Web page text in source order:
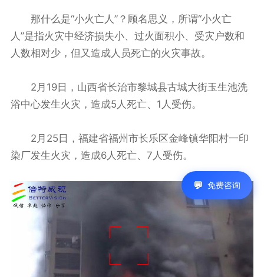
那什么是“小火亡人”？顾名思义，所谓“小火亡
人”是指火灾中经济损失小、过火面积小、受灾户数和
人数相对少，但又造成人员死亡的火灾事故。
2月19日，山西省长治市黎城县古城大街玉生池洗
浴中心发生火灾，造成5人死亡、1人受伤。
2月25日，福建省福州市长乐区金峰镇华阳村一印
染厂发生火灾，造成6人死亡、7人受伤。
免费咨询